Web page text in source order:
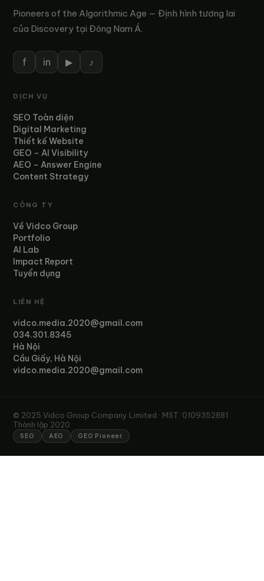
Pioneers of the Algorithmic Age — Định hình tương lai
của Discovery tại Đông Nam Á.
f in ▶ ♪
DỊCH VỤ
SEO Toàn diện
Digital Marketing
Thiết kế Website
GEO – AI Visibility
AEO – Answer Engine
Content Strategy
CÔNG TY
Về Vidco Group
Portfolio
AI Lab
Impact Report
Tuyển dụng
LIÊN HỆ
vidco.media.2020@gmail.com
034.301.8345
Hà Nội
Cầu Giấy, Hà Nội
vidco.media.2020@gmail.com
© 2025 Vidco Group Company Limited · MST: 0109352881 ·
Thành lập 2020
SEO AEO GEO Pioneer